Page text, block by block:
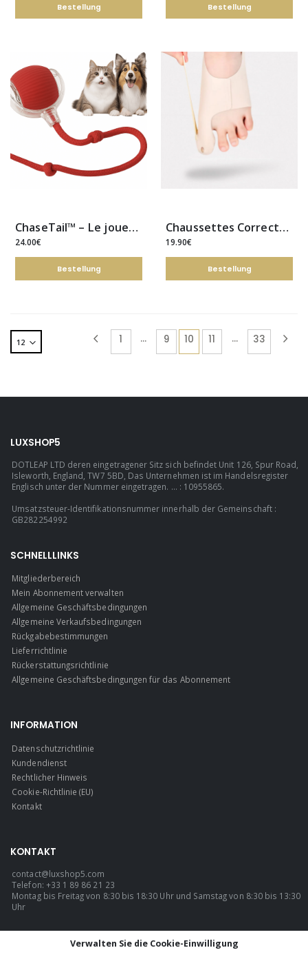
Bestellung Bestellung
ChaseTail™ – Le jouet intelligent qui réveille l’instinct de chasse de votre animal
24.00€
Bestellung
Chaussettes Correctrices Hallux Valgus | Soulagement et Confort
19.90€
Bestellung
1 … 9 10 11 … 33
LUXSHOP5
DOTLEAP LTD deren eingetragener Sitz sich befindet Unit 126, Spur Road,
Isleworth, England, TW7 5BD, Das Unternehmen ist im Handelsregister
Englisch unter der Nummer eingetragen. ... : 10955865.
Umsatzsteuer-Identifikationsnummer innerhalb der Gemeinschaft :
GB282254992
SCHNELLLINKS
Mitgliederbereich
Mein Abonnement verwalten
Allgemeine Geschäftsbedingungen
Allgemeine Verkaufsbedingungen
Rückgabebestimmungen
Lieferrichtlinie
Rückerstattungsrichtlinie
Allgemeine Geschäftsbedingungen für das Abonnement
INFORMATION
Datenschutzrichtlinie
Kundendienst
Rechtlicher Hinweis
Cookie-Richtlinie (EU)
Kontakt
KONTAKT
contact@luxshop5.com
Telefon: +33 1 89 86 21 23
Montag bis Freitag von 8:30 bis 18:30 Uhr und Samstag von 8:30 bis 13:30
Uhr
Verwalten Sie die Cookie-Einwilligung